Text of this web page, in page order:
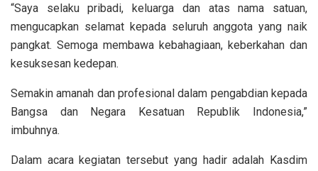
“Saya selaku pribadi, keluarga dan atas nama satuan,
mengucapkan selamat kepada seluruh anggota yang naik
pangkat. Semoga membawa kebahagiaan, keberkahan dan
kesuksesan kedepan.
Semakin amanah dan profesional dalam pengabdian kepada
Bangsa dan Negara Kesatuan Republik Indonesia,”
imbuhnya.
Dalam acara kegiatan tersebut yang hadir adalah Kasdim